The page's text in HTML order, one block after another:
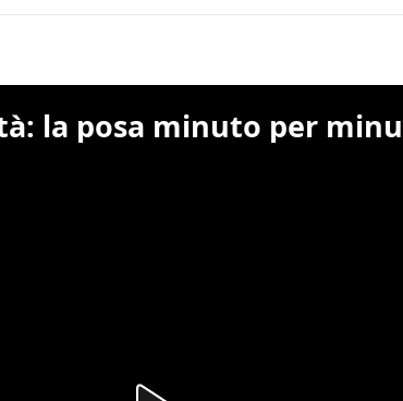
la posa minuto per